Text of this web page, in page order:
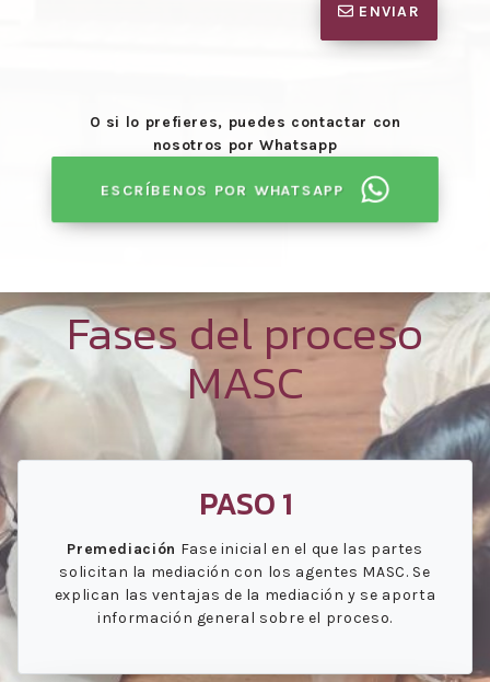
ENVIAR
O si lo prefieres, puedes contactar con
nosotros por Whatsapp
ESCRÍBENOS POR WHATSAPP
Fases del proceso
MASC
PASO 1
Premediación Fase inicial en el que las partes
solicitan la mediación con los agentes MASC. Se
explican las ventajas de la mediación y se aporta
información general sobre el proceso.